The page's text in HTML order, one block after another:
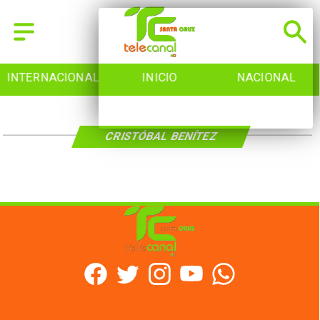
INTERNACIONAL INICIO NACIONAL
CRISTÓBAL BENÍTEZ